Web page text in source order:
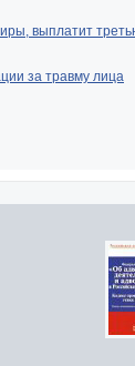
выплатит
за травму лица